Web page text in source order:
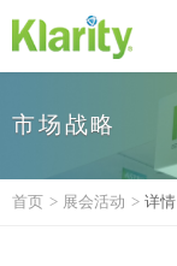
市场战略
首页 > 展会活动 > 详情